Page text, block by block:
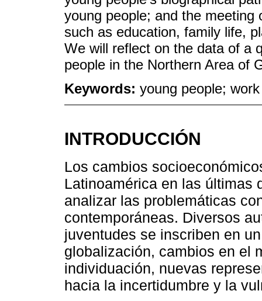
young people; and the
such as education, family life,
We will reflect on the data of a
people in the Northern Area of
Keywords: young people;
INTRODUCCIÓN
Los cambios
Latinoamérica en las últimas
analizar las problemáticas
contemporáneas. Diversos
juventudes se inscriben en
globalización, cambios en el
individuación, nuevas
hacia la incertidumbre y la